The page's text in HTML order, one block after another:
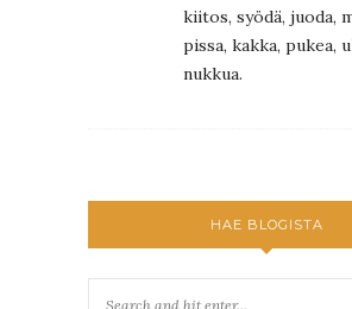
kiitos, syödä, juoda,
pissa, kakka, pukea,
nukkua.
HAE BLOGISTA